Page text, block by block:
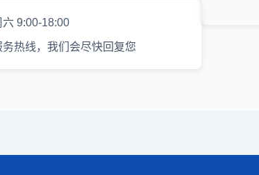
9:00-18:00
热线，我们会尽快回复您